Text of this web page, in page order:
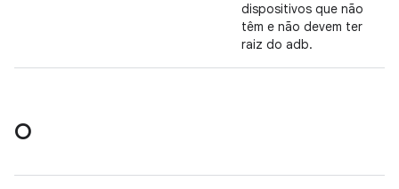
dispositivos que não
têm e não devem ter
raiz do adb.
O